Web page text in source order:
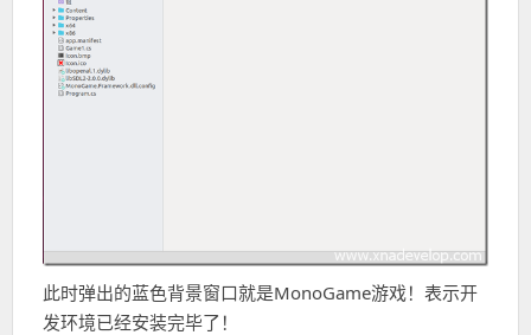
此时弹出的蓝色背景窗口就是MonoGame游戏！表示开
发环境已经安装完毕了！